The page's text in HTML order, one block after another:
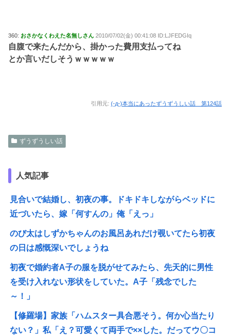
360: おさかなくわえた名無しさん 2010/07/02(金) 00:41:08 ID:LJFEDGIq
自腹で来たんだから、掛かった費用支払ってね
とか言いだしそうｗｗｗｗｗ
引用元: (-д-)本当にあったずうずうしい話 第124話
ずうずうしい話
人気記事
見合いで結婚し、初夜の事。ドキドキしながらベッドに
近づいたら、嫁「何すんの」俺「えっ」
のび太はしずかちゃんのお風呂あれだけ覗いてたら初夜
の日は感慨深いでしょうね
初夜で婚約者A子の服を脱がせてみたら、先天的に男性
を受け入れない形状をしていた。A子「残念でした
～！」
【修羅場】家族「ハムスター具合悪そう。何か心当たり
ない？」私「え？可愛くて両手で××した。だってウ〇コ